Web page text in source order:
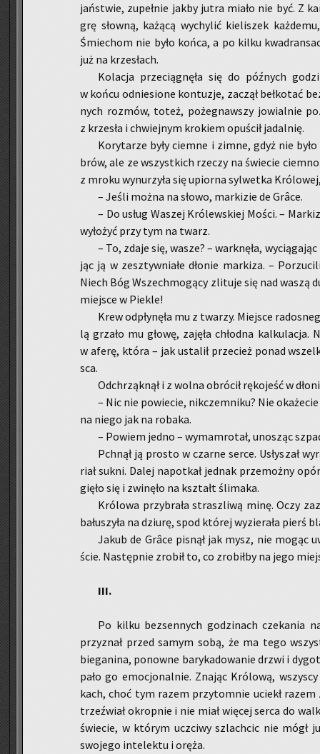
jań­stwie, zu­peł­nie jakby jutra miało nie być. Z
grę słow­ną, ka­żą­cą wy­chy­lić kie­li­szek
Śmie­chom nie było końca, a po kilku
już na krze­słach.
Ko­la­cja prze­cią­gnę­ła się do póź­nych
w końcu od­nie­sio­ne kon­tu­zje, za­czął beł­ko­tać
nych roz­mów, toteż, po­że­gnaw­szy jo­wial­nie
z krze­sła i chwiej­nym kro­kiem opu­ścił ja­dal­nię.
Ko­ry­ta­rze były ciem­ne i zimne, gdyż nie
brów, ale ze wszyst­kich rze­czy na świe­cie
z mroku wy­nu­rzy­ła się upior­na syl­wet­ka
– Jeśli można na słowo, mar­ki­zie de Grâce.
– Do usług Wa­szej Kró­lew­skiej Mości. –
wy­ło­żyć przy tym na twarz.
– To, zdaje się, wasze? – wark­nę­ła,
jąc ją w ze­sztyw­nia­łe dło­nie mar­ki­za. –
Niech Bóg Wszech­mo­gą­cy zli­tu­je się nad waszą
miej­sce w Pie­kle!
Krew od­pły­nę­ła mu z twa­rzy. Miej­sce
lą grza­ło mu głowę, za­ję­ła chłod­na
w aferę, która – jak usta­lił prze­cież ponad
sca.
Od­chrząk­nął i z wolna ob­ró­cił rę­ko­jeść w
– Nic nie po­wie­cie, nik­czem­ni­ku? Nie
na niego jak na ro­ba­ka.
– Po­wiem jedno – wy­mam­ro­tał, uno­sząc
Pchnął ją pro­sto w czar­ne serce. Usły­szał
riał sukni. Dalej na­po­tkał jed­nak prze­moż­ny
gię­ło się i zwi­nę­ło na kształt śli­ma­ka.
Kró­lo­wa przy­bra­ła strasz­li­wą minę. Oczy
ba­łu­szy­ła na dziu­rę, spod któ­rej wy­zie­ra­ła pierś
Jakub de Grâce pi­snął jak mysz, nie mogąc
ście. Na­stęp­nie zro­bił to, co zro­bił­by na jego
III.
Po kilku bez­sen­nych go­dzi­nach cze­ka­nia
przy­znał przed samym sobą, że ma tego
bie­ga­ni­na, po­now­ne ba­ry­ka­do­wa­nie drzwi i
pa­ło go emo­cjo­nal­nie. Zna­jąc Kró­lo­wą,
kach, choć tym razem przy­tom­nie uciekł
trzeź­wiał okrop­nie i nie miał wię­cej serca do
świe­cie, w któ­rym uczci­wy szlach­cic nie mógł
swo­je­go in­te­lek­tu i oręża.